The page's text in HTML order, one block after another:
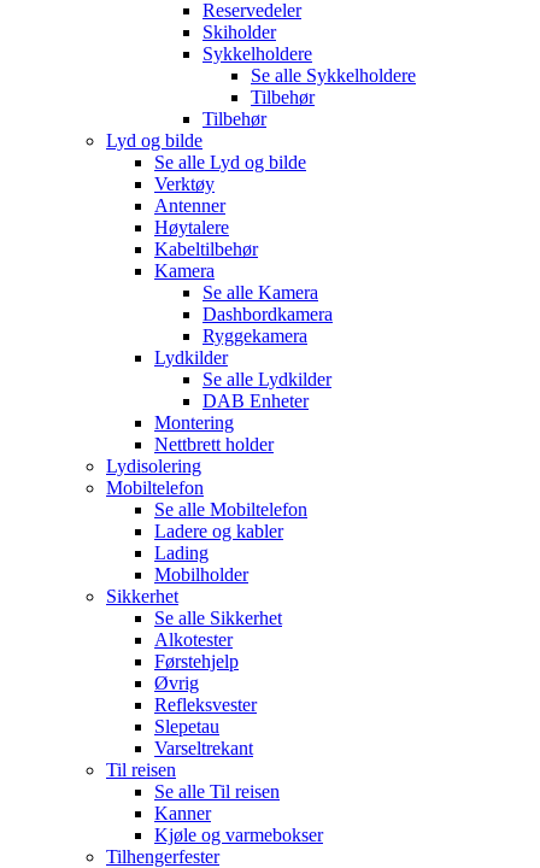
Reservedeler
Skiholder
Sykkelholdere
Se alle Sykkelholdere
Tilbehør
Tilbehør
Lyd og bilde
Se alle Lyd og bilde
Verktøy
Antenner
Høytalere
Kabeltilbehør
Kamera
Se alle Kamera
Dashbordkamera
Ryggekamera
Lydkilder
Se alle Lydkilder
DAB Enheter
Montering
Nettbrett holder
Lydisolering
Mobiltelefon
Se alle Mobiltelefon
Ladere og kabler
Lading
Mobilholder
Sikkerhet
Se alle Sikkerhet
Alkotester
Førstehjelp
Øvrig
Refleksvester
Slepetau
Varseltrekant
Til reisen
Se alle Til reisen
Kanner
Kjøle og varmebokser
Tilhengerfester